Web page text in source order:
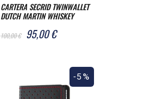
CARTERA SECRID TWINWALLET
DUTCH MARTIN WHISKEY
100,00 € 95,00 €
-5%